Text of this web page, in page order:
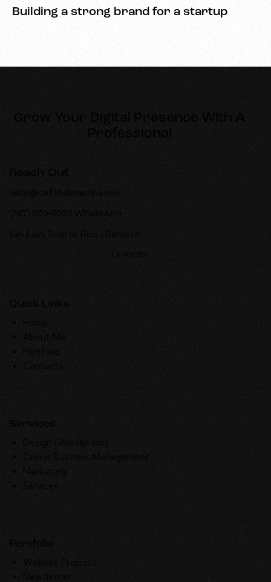
Building a strong brand for a startup
Grow Your Digital
Presence With A
Professional
Reach Out
hello@nefthalimedina.com
(787) 689-6022 WhatsApp
San Juan, Puerto Rico | Remote
Linkedin
Quick Links
Home
About Me
Portfolio
Contacts
Services
Design (Wordpress)
Online Business Management
Marketing
Services
Portfolio
Website Projects
Newsletter